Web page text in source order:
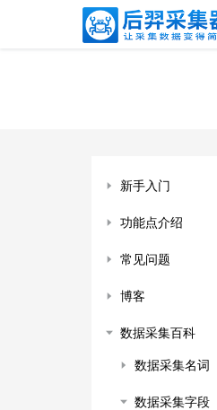
新手入门
功能点介绍
常见问题
博客
数据采集百科
数据采集名词
数据采集字段